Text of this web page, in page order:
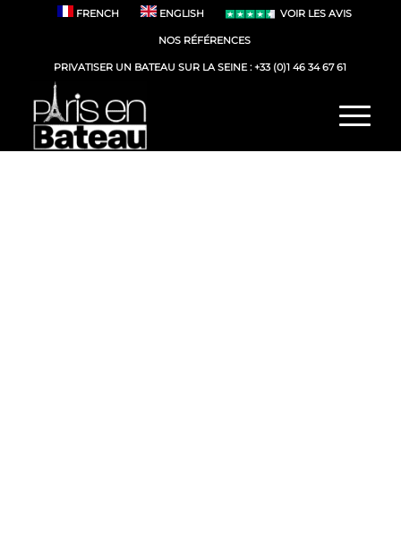
FRENCH ENGLISH VOIR LES AVIS
NOS RÉFÉRENCES
PRIVATISER UN BATEAU SUR LA SEINE :+33 (0)1 46 34 67 61